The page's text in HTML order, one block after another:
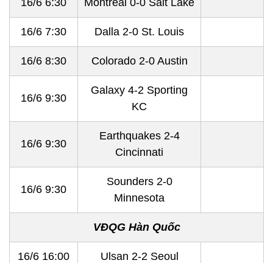
16/6 6:30 Montréal 0-0 Salt Lake
16/6 7:30 Dalla 2-0 St. Louis
16/6 8:30 Colorado 2-0 Austin
16/6 9:30
Galaxy 4-2 Sporting
KC
16/6 9:30
Earthquakes 2-4
Cincinnati
16/6 9:30
Sounders 2-0
Minnesota
VĐQG Hàn Quốc
16/6 16:00 Ulsan 2-2 Seoul